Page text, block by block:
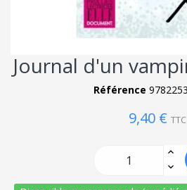
Journal d'un
Référence
9,40 € TTC